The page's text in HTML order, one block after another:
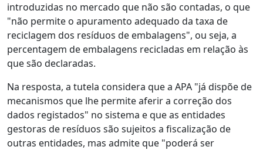
introduzidas no mercado que não são contadas, o que
"não permite o apuramento adequado da taxa de
reciclagem dos resíduos de embalagens", ou seja, a
percentagem de embalagens recicladas em relação às
que são declaradas.
Na resposta, a tutela considera que a APA "já dispõe de
mecanismos que lhe permite aferir a correção dos
dados registados" no sistema e que as entidades
gestoras de resíduos são sujeitos a fiscalização de
outras entidades, mas admite que "poderá ser